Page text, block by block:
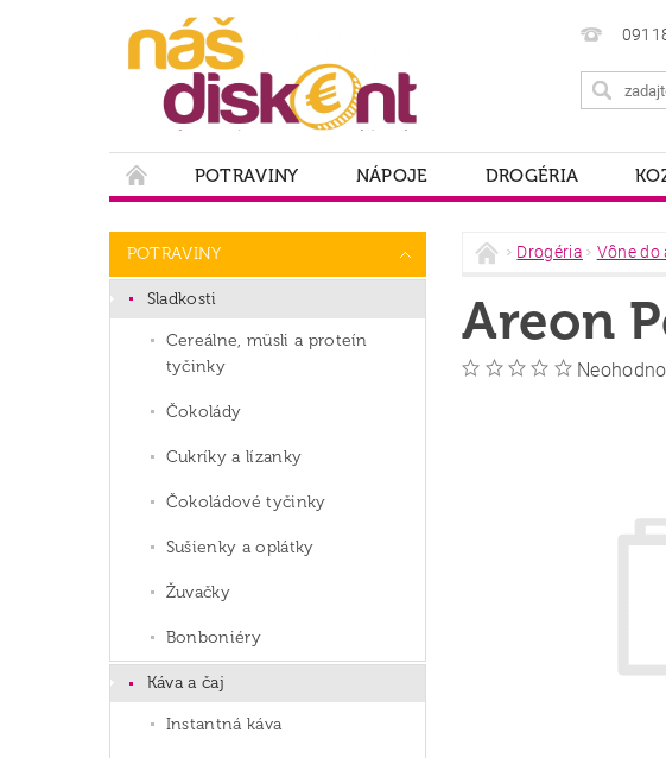
POTRAVINY NÁPOJE DROGÉRIA
POTRAVINY
Sladkosti
Cereálne, müsli a proteín
tyčinky
Čokolády
Cukríky a lízanky
Čokoládové tyčinky
Sušienky a oplátky
Žuvačky
Bonboniéry
Káva a čaj
Instantná káva
Drogéria Vône do
Areon